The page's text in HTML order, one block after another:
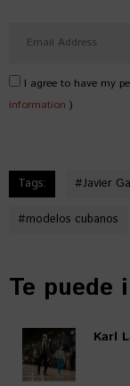
I agree to have my
information )
Tags: #Javier
#modelos cubanos
Te puede
Karl